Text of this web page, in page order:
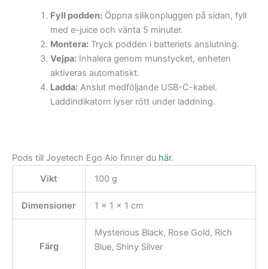
Fyll podden:Öppna silikonpluggen på sidan, fyll
med e-juice och vänta 5 minuter.
Montera:Tryck podden i batteriets anslutning.
Vejpa:Inhalera genom munstycket, enheten
aktiveras automatiskt.
Ladda:Anslut medföljande USB-C-kabel.
Laddindikatorn lyser rött under laddning.
Pods till Joyetech Ego Aio finner du här.
Vikt
100 g
Dimensioner 1 × 1 × 1 cm
Färg
Mysterious Black, Rose Gold, Rich
Blue, Shiny Silver